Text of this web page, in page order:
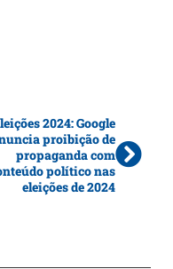
2024: Google
proibição de
propaganda com
político nas
eleições de 2024